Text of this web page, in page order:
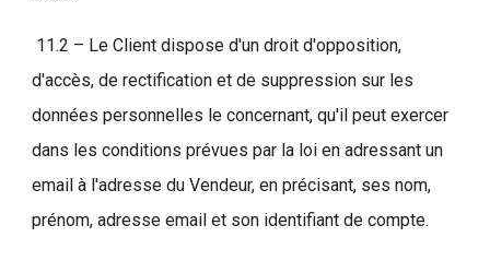
11.2 – Le Client dispose d'un droit d'opposition,
d'accès, de rectification et de suppression sur les
données personnelles le concernant, qu'il peut exercer
dans les conditions prévues par la loi en adressant un
email à l'adresse du Vendeur, en précisant, ses nom,
prénom, adresse email et son identifiant de compte.